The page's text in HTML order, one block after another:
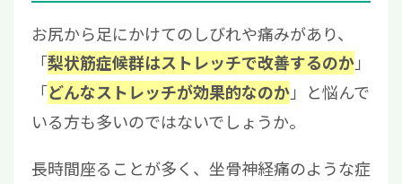
お尻から足にかけてのしびれや痛みがあり、
「梨状筋症候群はストレッチで改善するのか」
「どんなストレッチが効果的なのか」と悩んで
いる方も多いのではないでしょうか。
長時間座ることが多く、坐骨神経痛のような症